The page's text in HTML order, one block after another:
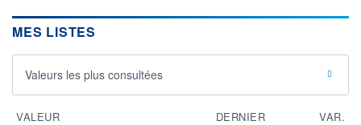
MES LISTES
Valeurs les plus consultées
VALEUR DERNIER
VAR.